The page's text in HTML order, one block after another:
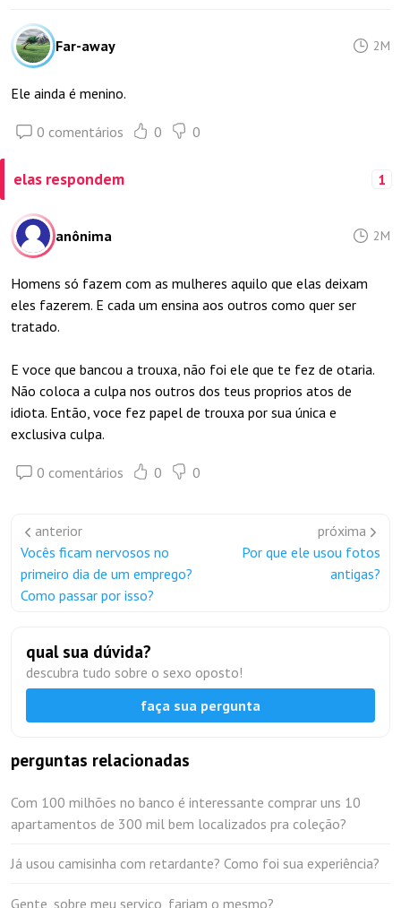
Far-away 2M
Ele ainda é menino.
0 comentários 0 0
elas respondem 1
anônima 2M
Homens só fazem com as mulheres aquilo que elas deixam
eles fazerem. E cada um ensina aos outros como quer ser
tratado.
E voce que bancou a trouxa, não foi ele que te fez de otaria.
Não coloca a culpa nos outros dos teus proprios atos de
idiota. Então, voce fez papel de trouxa por sua única e
exclusiva culpa.
0 comentários 0 0
anterior
Vocês ficam nervosos no
primeiro dia de um emprego?
Como passar por isso?
próxima
Por que ele usou fotos
antigas?
qual sua dúvida?
descubra tudo sobre o sexo oposto!
faça sua pergunta
perguntas relacionadas
Com 100 milhões no banco é interessante comprar uns 10
apartamentos de 300 mil bem localizados pra coleção?
Já usou camisinha com retardante? Como foi sua experiência?
Gente, sobre meu serviço, fariam o mesmo?